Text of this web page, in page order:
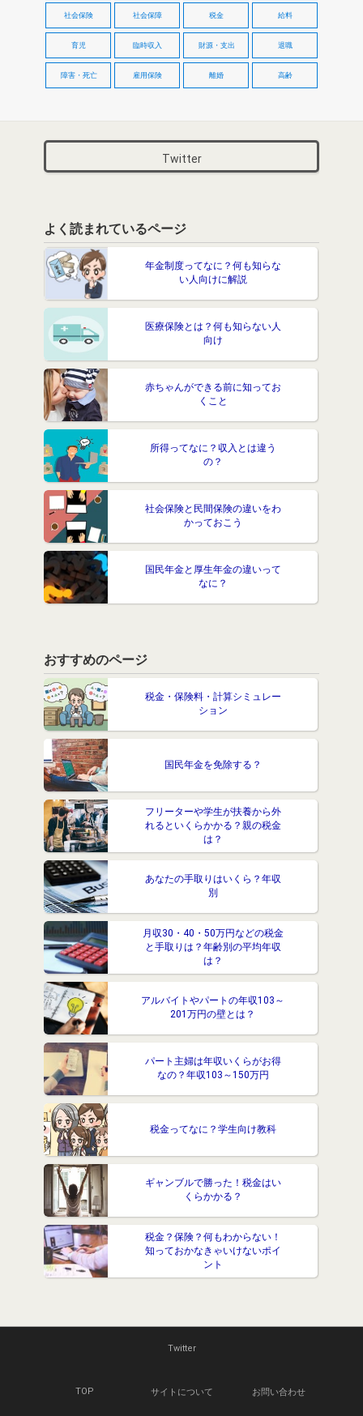
社会保険 社会保障 税金 給料
育児 臨時収入 財源・支出 退職
障害・死亡 雇用保険 離婚 高齢
Twitter
よく読まれているページ
年金制度ってなに？何も知らな
い人向けに解説
医療保険とは？何も知らない人
向け
赤ちゃんができる前に知ってお
くこと
所得ってなに？収入とは違う
の？
社会保険と民間保険の違いをわ
かっておこう
国民年金と厚生年金の違いって
なに？
おすすめのページ
税金・保険料・計算シミュレー
ション
国民年金を免除する？
フリーターや学生が扶養から外
れるといくらかかる？親の税金
は？
あなたの手取りはいくら？年収
別
月収30・40・50万円などの税金
と手取りは？年齢別の平均年収
は？
アルバイトやパートの年収103～
201万円の壁とは？
パート主婦は年収いくらがお得
なの？年収103～150万円
税金ってなに？学生向け教科
ギャンブルで勝った！税金はい
くらかかる？
税金？保険？何もわからない！
知っておかなきゃいけないポイ
ント
Twitter
TOP サイトについて お問い合わせ